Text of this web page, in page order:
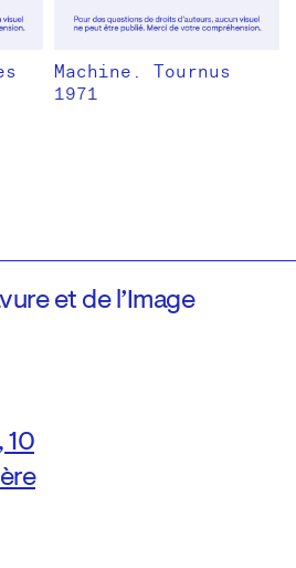
Machine. Tournus
1971
et de l’Image
10